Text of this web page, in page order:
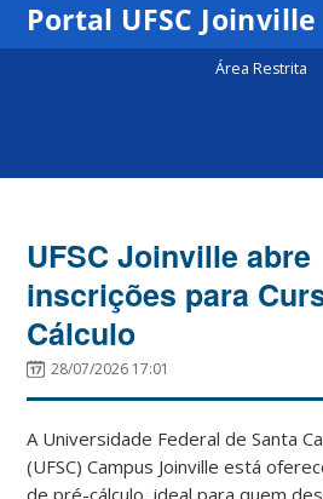
Portal UFSC Joinville
Área Restrita
UFSC Joinville abre
inscrições para
Cálculo
28/07/2026 17:01
A Universidade Federal de Santa
(UFSC) Campus Joinville está
de pré-cálculo, ideal para quem